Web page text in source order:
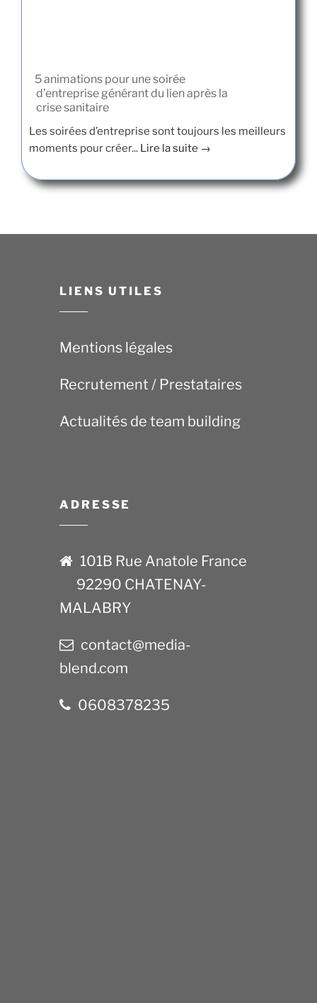
5 animations pour une soirée
d’entreprise générant du lien après la
crise sanitaire
Les soirées d’entreprise sont toujours les meilleurs
moments pour créer... Lire la suite →
LIENS UTILES
Mentions légales
Recrutement / Prestataires
Actualités de team building
ADRESSE
101B Rue Anatole France
92290 CHATENAY-
MALABRY
contact@media-
blend.com
0608378235